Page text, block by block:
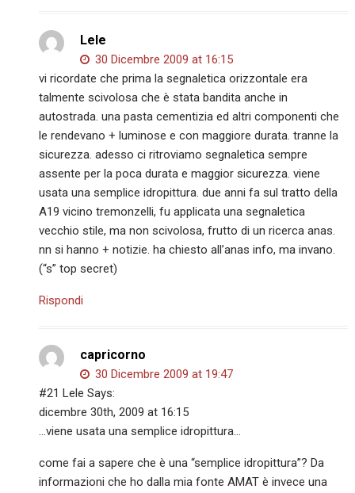
Lele
30 Dicembre 2009 at 16:15
vi ricordate che prima la segnaletica orizzontale era
talmente scivolosa che è stata bandita anche in
autostrada. una pasta cementizia ed altri componenti che
le rendevano + luminose e con maggiore durata. tranne la
sicurezza. adesso ci ritroviamo segnaletica sempre
assente per la poca durata e maggior sicurezza. viene
usata una semplice idropittura. due anni fa sul tratto della
A19 vicino tremonzelli, fu applicata una segnaletica
vecchio stile, ma non scivolosa, frutto di un ricerca anas.
nn si hanno + notizie. ha chiesto all’anas info, ma invano.
(“s” top secret)
Rispondi
capricorno
30 Dicembre 2009 at 19:47
#21 Lele Says:
dicembre 30th, 2009 at 16:15
…viene usata una semplice idropittura…
come fai a sapere che è una “semplice idropittura”? Da
informazioni che ho dalla mia fonte AMAT è invece una